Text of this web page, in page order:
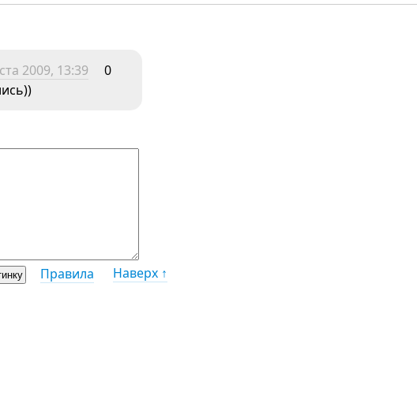
2009, 13:39
0
Правила Наверх ↑